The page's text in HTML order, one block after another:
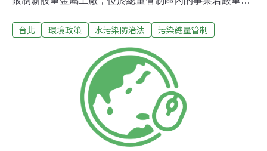
頃的管制區，最快105年1月實施。水保處科長張根穆表
廠，既設的工廠需在2年內使排放水質符合灌溉水標準；
若想在二級管制區新設重金屬工廠，排放水質也需符合灌
溉水標準，既設工廠的放流水標準則較一般嚴格兩倍。總
量管制區內的工業區即使有專用汙水下水道系統，放流水
標準也嚴格兩倍。以鉻為例，現行放流水標準為2ppm，位
於管制區內的工業區及二級管制區的既設工廠，放流水中
鉻濃度限值為1ppm；一級管制區既設工廠和二級管制區的
台北 環境政策 水污染防治法 污染總量管制